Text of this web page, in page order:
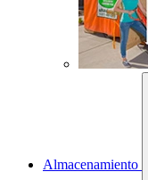
Almacenamiento